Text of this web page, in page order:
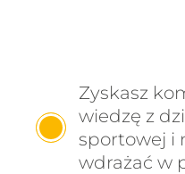
Zyskasz
wiedzę z
sportowej i
wdrażać w